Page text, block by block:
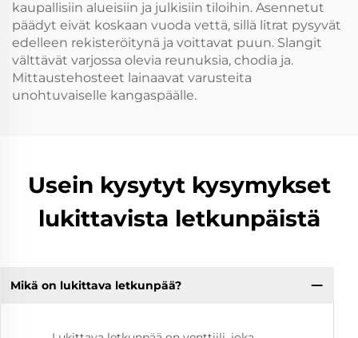
kaupallisiin alueisiin ja julkisiin tiloihin. Asennetut
päädyt eivät koskaan vuoda vettä, sillä litrat pysyvät
edelleen rekisteröitynä ja voittavat puun. Slangit
välttävät varjossa olevia reunuksia, chodia ja.
Mittaustehosteet lainaavat varusteita
unohtuvaiselle kangaspäälle.
Usein kysytyt kysymykset
lukittavista letkunpäistä
Mikä on lukittava letkunpää?